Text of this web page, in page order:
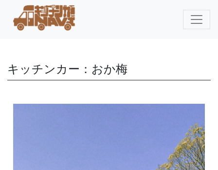
キッチンカー：おか梅